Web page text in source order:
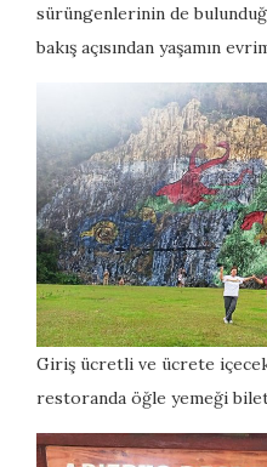
sürüngenlerinin de
bakış açısından yaşamın
Giriş ücretli ve ücrete
restoranda öğle yemeği